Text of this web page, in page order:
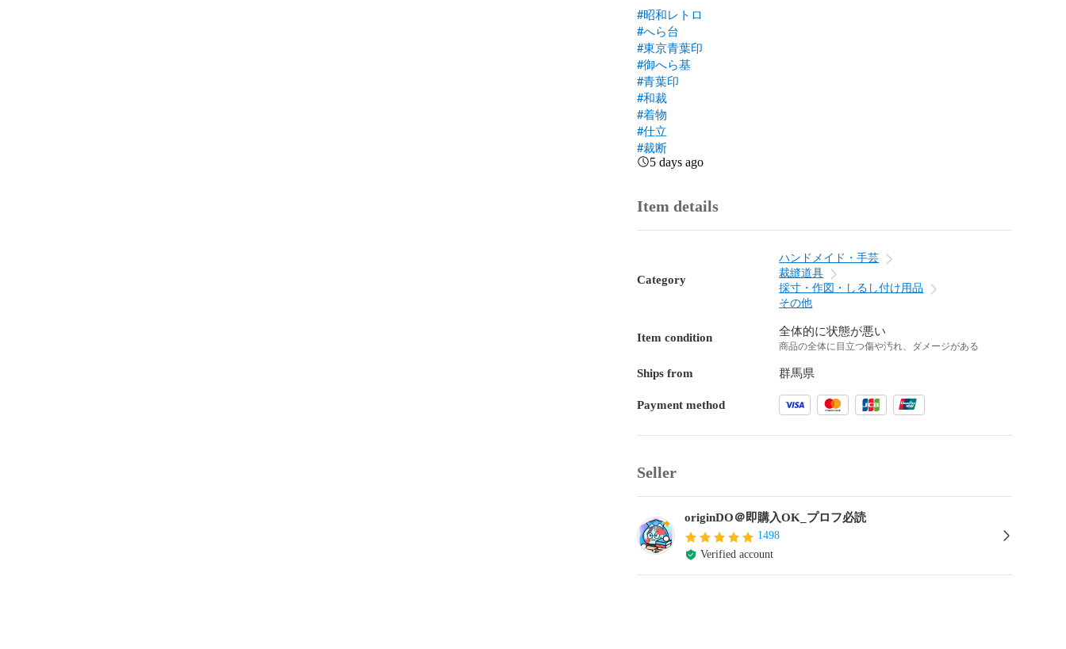
#昭和レトロ
#へら台
#東京青葉印
#御へら基
#青葉印
#和裁
#着物
#仕立
#裁断
5 days ago
Item details
Category
ハンドメイド・手芸
裁縫道具
採寸・作図・しるし付け用品
その他
Item condition 全体的に状態が悪い
商品の全体に目立つ傷や汚れ、ダメージがある
Ships from 群馬県
Payment method
Seller
originDO＠即購入OK_プロフ必読
1498
Verified account